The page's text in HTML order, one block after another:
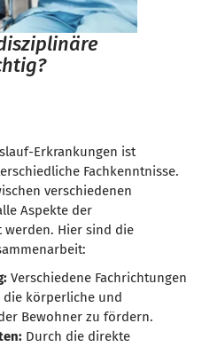
Erkrankungen ist
Fachkenntnisse.
verschiedenen
Aspekte der
werden. Hier sind die
Verschiedene Fachrichtungen
körperliche und
Bewohner zu fördern.
Durch die direkte